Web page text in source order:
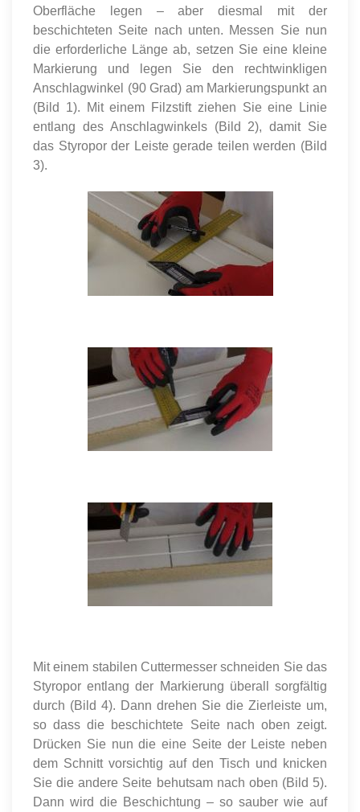
Oberfläche legen – aber diesmal mit der
beschichteten Seite nach unten. Messen Sie nun
die erforderliche Länge ab, setzen Sie eine kleine
Markierung und legen Sie den rechtwinkligen
Anschlagwinkel (90 Grad) am Markierungspunkt an
(Bild 1). Mit einem Filzstift ziehen Sie eine Linie
entlang des Anschlagwinkels (Bild 2), damit Sie
das Styropor der Leiste gerade teilen werden (Bild
3).
Mit einem stabilen Cuttermesser schneiden Sie das
Styropor entlang der Markierung überall sorgfältig
durch (Bild 4). Dann drehen Sie die Zierleiste um,
so dass die beschichtete Seite nach oben zeigt.
Drücken Sie nun die eine Seite der Leiste neben
dem Schnitt vorsichtig auf den Tisch und knicken
Sie die andere Seite behutsam nach oben (Bild 5).
Dann wird die Beschichtung – so sauber wie auf